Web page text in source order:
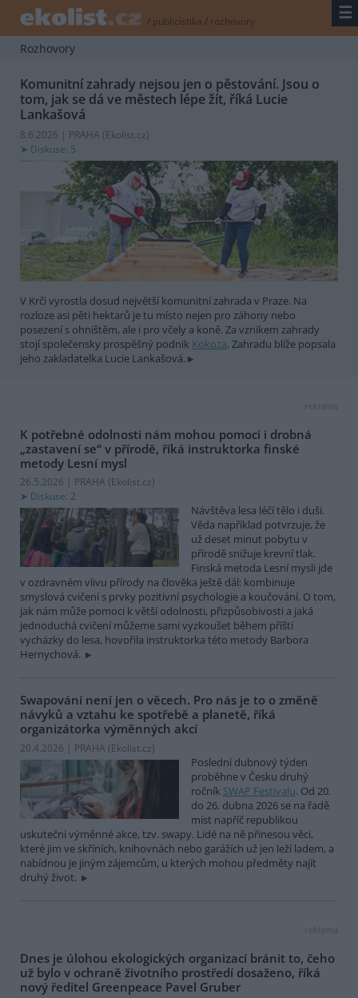
/ publicistika / rozhovory ☰
Rozhovory
Komunitní zahrady nejsou jen o pěstování. Jsou o
tom, jak se dá ve městech lépe žít, říká Lucie
Lankašová
8.6.2026 | PRAHA (Ekolist.cz)
Diskuse: 5
V Krči vyrostla dosud největší komunitní zahrada v Praze. Na
rozloze asi pěti hektarů je tu místo nejen pro záhony nebo
posezení s ohništěm, ale i pro včely a koně. Za vznikem zahrady
stojí společensky prospěšný podnik Kokoza. Zahradu blíže popsala
jeho zakladatelka Lucie Lankašová.
reklama
K potřebné odolnosti nám mohou pomoci i drobná
„zastavení se“ v přírodě, říká instruktorka finské
metody Lesní mysl
26.5.2026 | PRAHA (Ekolist.cz)
Diskuse: 2
Návštěva lesa léčí tělo i duši.
Věda například potvrzuje, že
už deset minut pobytu v
přírodě snižuje krevní tlak.
Finská metoda Lesní mysli jde
v ozdravném vlivu přírody na člověka ještě dál: kombinuje
smyslová cvičení s prvky pozitivní psychologie a koučování. O tom,
jak nám může pomoci k větší odolnosti, přizpůsobivosti a jaká
jednoduchá cvičení můžeme sami vyzkoušet během příští
vycházky do lesa, hovořila instruktorka této metody Barbora
Hernychová.
Swapování není jen o věcech. Pro nás je to o změně
návyků a vztahu ke spotřebě a planetě, říká
organizátorka výměnných akcí
20.4.2026 | PRAHA (Ekolist.cz)
Poslední dubnový týden
proběhne v Česku druhý
ročník SWAP Festivalu. Od 20.
do 26. dubna 2026 se na řadě
míst napříč republikou
uskuteční výměnné akce, tzv. swapy. Lidé na ně přinesou věci,
které jim ve skříních, knihovnách nebo garážích už jen leží ladem, a
nabídnou je jiným zájemcům, u kterých mohou předměty najít
druhý život.
reklama
Dnes je úlohou ekologických organizací bránit to, čeho
už bylo v ochraně životního prostředí dosaženo, říká
nový ředitel Greenpeace Pavel Gruber